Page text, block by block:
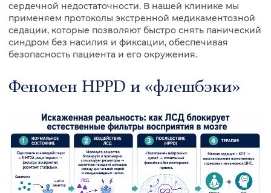
сердечной недостаточности. В нашей клинике мы
применяем протоколы экстренной медикаментозной
седации, которые позволяют быстро снять панический
синдром без насилия и фиксации, обеспечивая
безопасность пациента и его окружения.
Феномен HPPD и «флешбэки»